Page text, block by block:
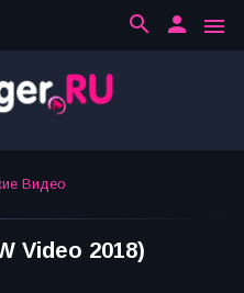
menu
person
search
Видео
Video 2018)